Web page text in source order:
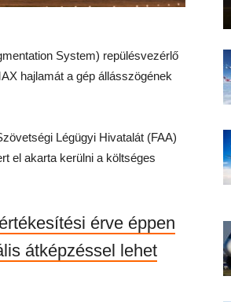
System) repülésvezérlő
hajlamát a gép állásszögének
Légügyi Hivatalát (FAA)
el akarta kerülni a költséges
érve éppen
átképzéssel lehet